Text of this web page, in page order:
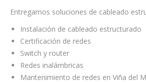
Entregamos soluciones de cableado
Instalación de cableado estructurado
Certificación de redes
Switch y router
Redes inalámbricas
Mantenimiento de redes en Viña del